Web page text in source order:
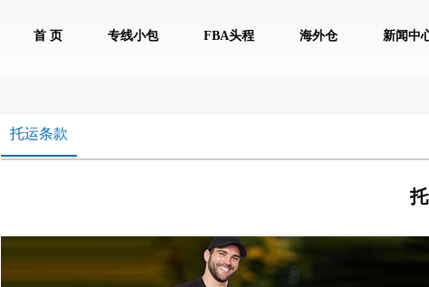
首 页 专线小包 FBA头程 海外仓 新闻中
托运条款